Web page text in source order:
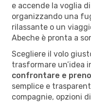
e accende la voglia
organizzando una
rilassante o un
Abeche è pronta a
Scegliere il volo
trasformare un’idea
confrontare e
semplice e
compagnie, opzioni